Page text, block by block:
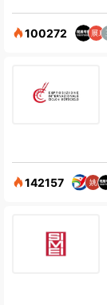
100272
142157